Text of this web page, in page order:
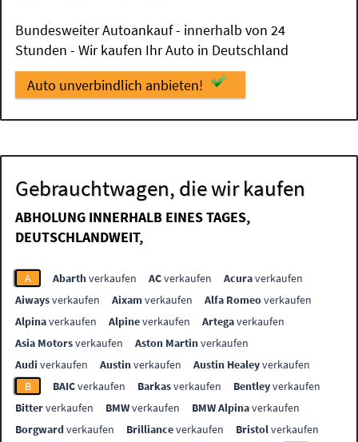
Bundesweiter Autoankauf - innerhalb von 24
Stunden - Wir kaufen Ihr Auto in Deutschland
Auto unverbindlich anbieten!
Gebrauchtwagen, die wir kaufen
ABHOLUNG INNERHALB EINES TAGES,
DEUTSCHLANDWEIT,
A Abarthverkaufen ACverkaufen Acuraverkaufen
Aiwaysverkaufen Aixamverkaufen Alfa Romeoverkaufen
Alpinaverkaufen Alpineverkaufen Artegaverkaufen
Asia Motorsverkaufen Aston Martinverkaufen
Audi verkaufen Austinverkaufen Austin Healeyverkaufen
B
BAICverkaufen Barkasverkaufen Bentleyverkaufen
Bitterverkaufen BMWverkaufen BMW Alpinaverkaufen
Borgwardverkaufen Brillianceverkaufen Bristolverkaufen